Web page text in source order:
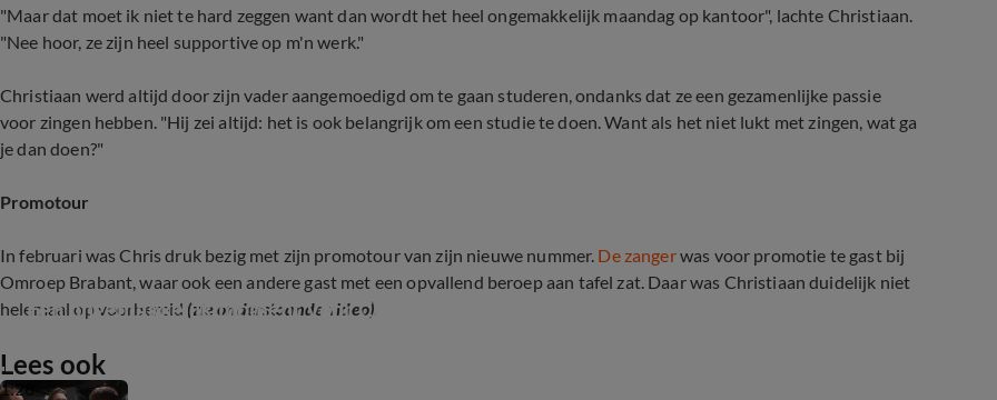
"Maar dat moet ik niet te hard zeggen want dan wordt het heel ongemakkelijk maandag op kantoor", lachte Christiaan.
"Nee hoor, ze zijn heel supportive op m'n werk."
Christiaan werd altijd door zijn vader aangemoedigd om te gaan studeren, ondanks dat ze een gezamenlijke passie
voor zingen hebben. "Hij zei altijd: het is ook belangrijk om een studie te doen. Want als het niet lukt met zingen, wat ga
je dan doen?"
Promotour
In februari was Chris druk bezig met zijn promotour van zijn nieuwe nummer. De zangerwas voor promotie te gast bij
Omroep Brabant, waar ook een andere gast met een opvallend beroep aan tafel zat. Daar was Christiaan duidelijk niet
helemaal op voorbereid (zie onderstaande video).
1:28
Een ongemakkelijk moment voor Christiaan Bauer
Lees ook